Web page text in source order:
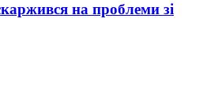
на проблеми зі